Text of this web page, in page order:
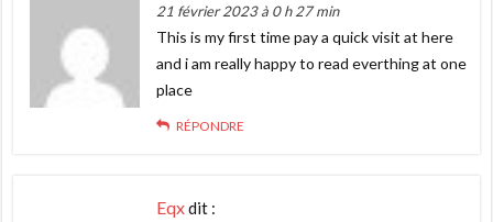
21 février 2023 à 0 h 27 min
This is my first time pay a quick visit at here
and i am really happy to read everthing at one
place
RÉPONDRE
Eqxdit :